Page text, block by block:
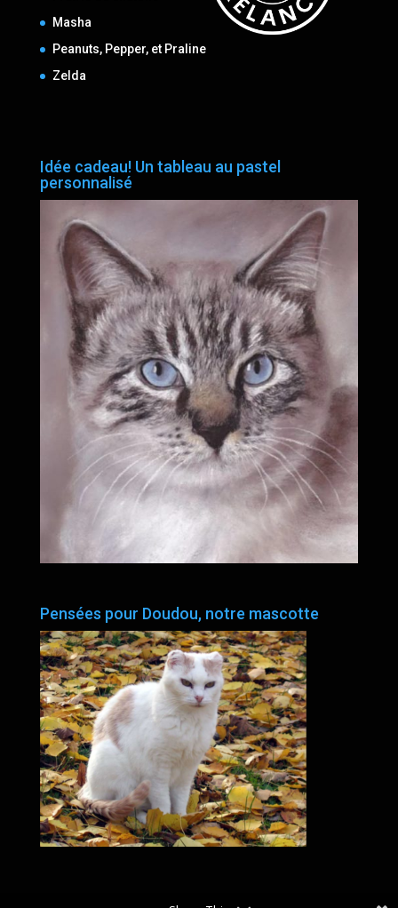
Masha
Peanuts, Pepper, et Praline
Zelda
Idée cadeau! Un tableau au pastel
personnalisé
Pensées pour Doudou, notre mascotte